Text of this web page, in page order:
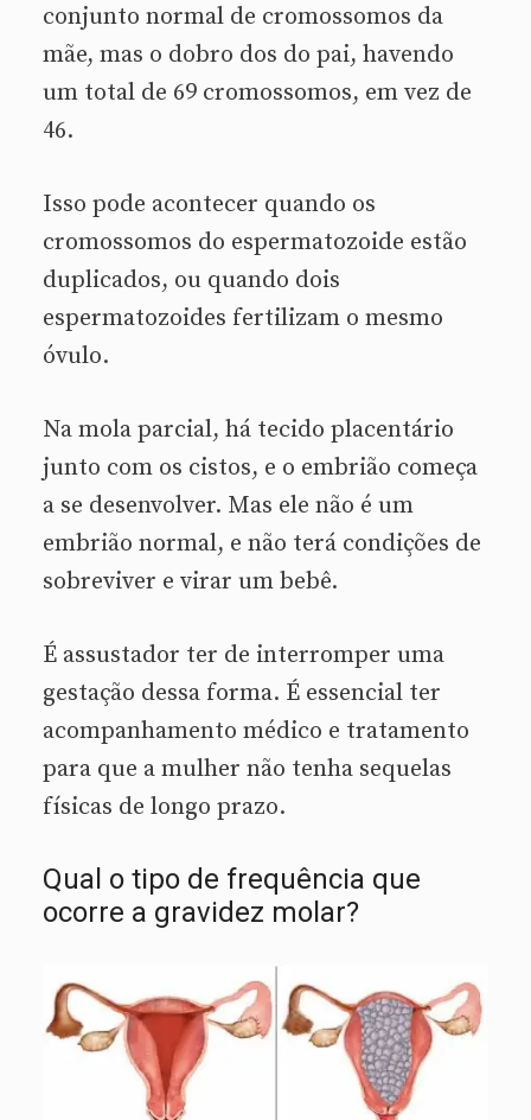
conjunto normal de cromossomos da
mãe, mas o dobro dos do pai, havendo
um total de 69 cromossomos, em vez de
46.
Isso pode acontecer quando os
cromossomos do espermatozoide estão
duplicados, ou quando dois
espermatozoides fertilizam o mesmo
óvulo.
Na mola parcial, há tecido placentário
junto com os cistos, e o embrião começa
a se desenvolver. Mas ele não é um
embrião normal, e não terá condições de
sobreviver e virar um bebê.
É assustador ter de interromper uma
gestação dessa forma. É essencial ter
acompanhamento médico e tratamento
para que a mulher não tenha sequelas
físicas de longo prazo.
Qual o tipo de frequência que
ocorre a gravidez molar?